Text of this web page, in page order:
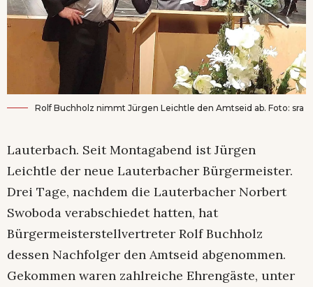
Rolf Buchholz nimmt Jürgen Leichtle den Amtseid ab. Foto: sra
Lauterbach. Seit Montagabend ist Jürgen
Leichtle der neue Lauterbacher Bürgermeister.
Drei Tage, nachdem die Lauterbacher Norbert
Swoboda verabschiedet hatten, hat
Bürgermeisterstellvertreter Rolf Buchholz
dessen Nachfolger den Amtseid abgenommen.
Gekommen waren zahlreiche Ehrengäste, unter